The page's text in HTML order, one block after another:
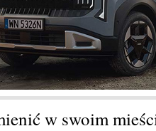
w swoim